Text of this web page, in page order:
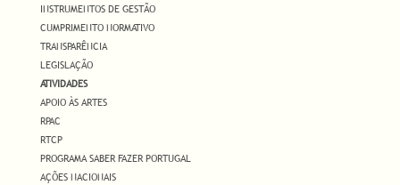
INSTRUMENTOS DE GESTÃO
CUMPRIMENTO NORMATIVO
TRANSPARÊNCIA
LEGISLAÇÃO
ATIVIDADES
APOIO ÀS ARTES
RPAC
RTCP
PROGRAMA SABER FAZER PORTUGAL
AÇÕES NACIONAIS